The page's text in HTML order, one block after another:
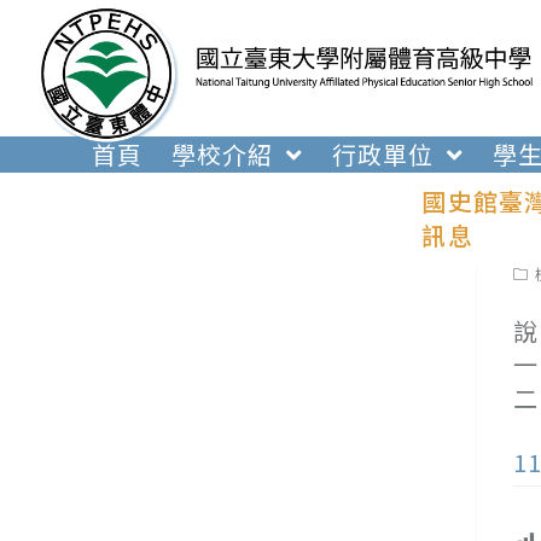
內
首頁 學校介紹 行政單位 學
國史館臺
訊息